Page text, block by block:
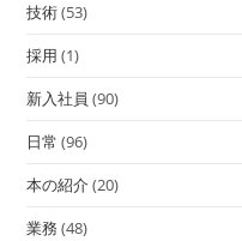
技術(53)
採用 (1)
新入社員 (90)
日常 (96)
本の紹介(20)
業務(48)